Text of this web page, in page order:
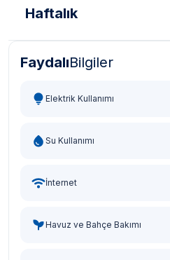
Haftalık
Türk Lirası - TL
FaydalıBilgiler
Elektrik Kullanımı
Su Kullanımı
İnternet
Havuz ve Bahçe Bakımı